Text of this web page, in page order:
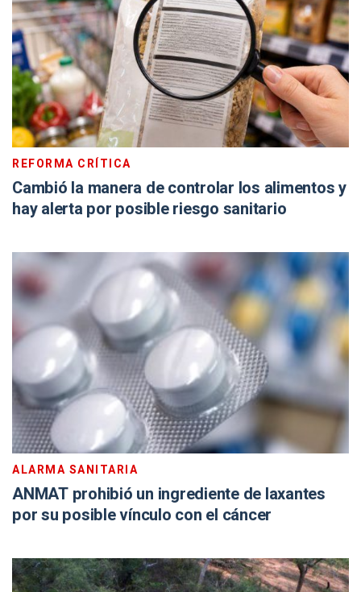
REFORMA CRÍTICA
Cambió la manera de controlar los alimentos y
hay alerta por posible riesgo sanitario
ALARMA SANITARIA
ANMAT prohibió un ingrediente de laxantes
por su posible vínculo con el cáncer